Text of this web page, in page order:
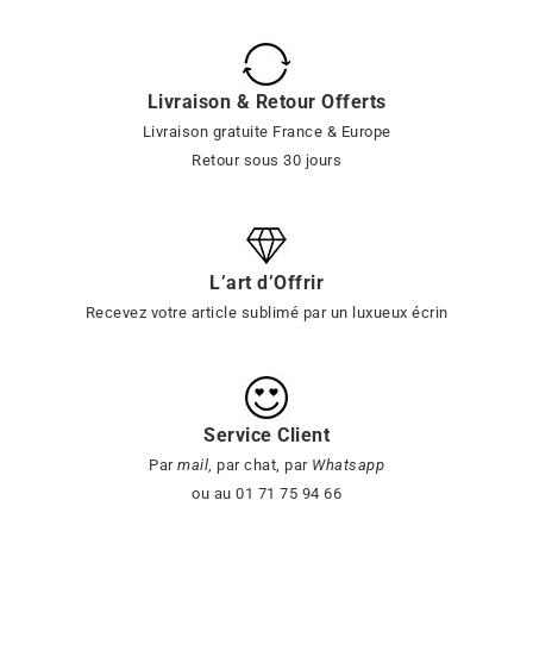
Livraison & Retour Offerts
Livraison gratuite France & Europe
Retour sous 30 jours
L’art d’Offrir
Recevez votre article sublimé par un luxueux écrin
Service Client
Par mail, par chat, parWhatsapp
ou au 01 71 75 94 66